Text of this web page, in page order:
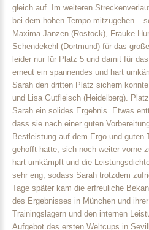
gleich auf. Im weiteren
bei dem hohen Tempo mitzugehen –
Maxima Janzen (Rostock), Frauke
Schendekehl (Dortmund) für das
leider nur für Platz 5 und damit für
erneut ein spannendes und hart
Sarah den dritten Platz sichern
und Lisa Gutfleisch (Heidelberg).
Sarah ein solides Ergebnis. Etwas
dass sie nach einer guten
Bestleistung auf dem Ergo und guten
gehofft hatte, sich noch weiter vorne
hart umkämpft und die
sehr eng, sodass Sarah trotzdem
Tage später kam die erfreuliche
des Ergebnisses in München und
Trainingslagern und den internen
Aufgebot des ersten Weltcups in